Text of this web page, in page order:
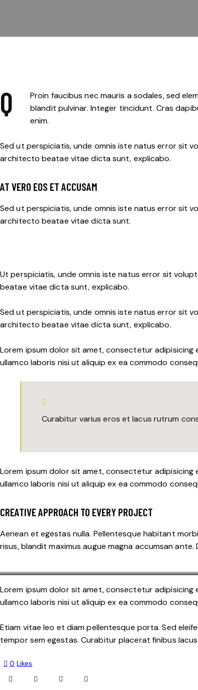
Q
Proin faucibus nec mauris a sodales, sed
blandit pulvinar. Integer tincidunt. Cras
enim.
Sed ut perspiciatis, unde omnis iste natus error sit
architecto beatae vitae dicta sunt, explicabo.
AT VERO EOS ET ACCUSAM
Sed ut perspiciatis, unde omnis iste natus error sit
architecto beatae vitae dicta sunt.
Ut perspiciatis, unde omnis iste natus error sit
beatae vitae dicta sunt, explicabo.
Sed ut perspiciatis, unde omnis iste natus error sit
architecto beatae vitae dicta sunt, explicabo.
Lorem ipsum dolor sit amet, consectetur
ullamco laboris nisi ut aliquip ex ea commodo
Curabitur varius eros et lacus rutrum
Lorem ipsum dolor sit amet, consectetur
ullamco laboris nisi ut aliquip ex ea commodo
CREATIVE APPROACH TO EVERY PROJECT
Aenean et egestas nulla. Pellentesque habitant
risus, blandit maximus augue magna accumsan
Lorem ipsum dolor sit amet, consectetur
ullamco laboris nisi ut aliquip ex ea commodo
Etiam vitae leo et diam pellentesque porta. Sed
tempor sem egestas. Curabitur placerat finibus lacus.
0 Likes